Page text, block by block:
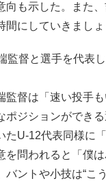
も示した。また
にしていきましょ
督と選手を代表
督は「速い投手
ジションができ
たU-12代表同様に
を問われると「僕
ントや小技は“こ